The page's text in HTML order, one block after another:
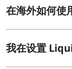
在海外如何使
我在设置